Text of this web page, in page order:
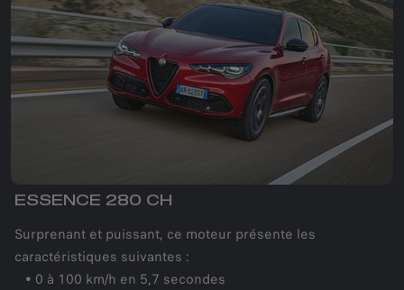
ESSENCE 280 CH
Surprenant et puissant, ce moteur présente les
caractéristiques suivantes :
• 0 à 100 km/h en 5,7 secondes